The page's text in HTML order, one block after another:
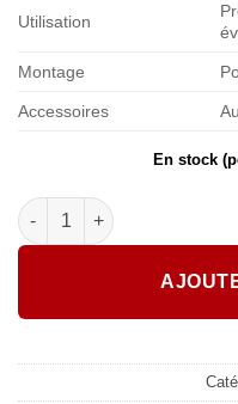
Utilisation
Montage
Accessoires
En stock
quantité de Plugger - CAB-